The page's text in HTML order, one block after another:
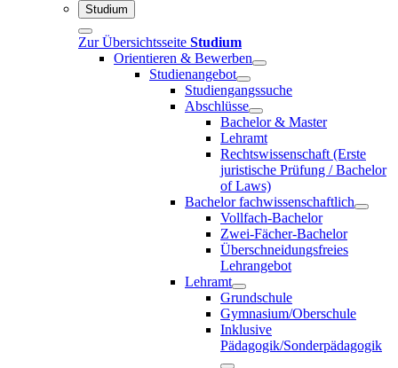
Studium
Zur Übersichtsseite Studium
Orientieren & Bewerben
Studienangebot
Studiengangssuche
Abschlüsse
Bachelor & Master
Lehramt
Rechtswissenschaft (Erste
juristische Prüfung / Bachelor
of Laws)
Bachelor fachwissenschaftlich
Vollfach-Bachelor
Zwei-Fächer-Bachelor
Überschneidungsfreies
Lehrangebot
Lehramt
Grundschule
Gymnasium/Oberschule
Inklusive
Pädagogik/Sonderpädagogik